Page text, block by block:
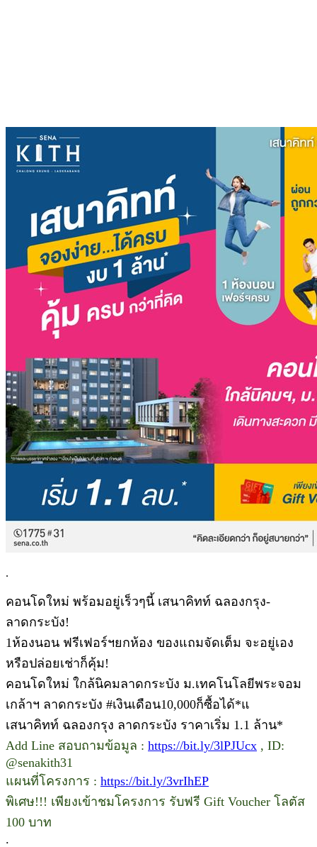
.
คอนโดใหม่ พร้อมอยู่เร็วๆนี้ เสนาคิทท์ ฉลองกรุง-
ลาดกระบัง!
1ห้องนอน ฟรีเฟอร์ฯยกห้อง ของแถมจัดเต็ม จะอยู่เอง
หรือปล่อยเช่าก็คุ้ม!
คอนโดใหม่ ใกล้นิคมลาดกระบัง ม.เทคโนโลยีพระจอม
เกล้าฯ ลาดกระบัง #เงินเดือน10,000ก็ซื้อได้*แ
เสนาคิทท์ ฉลองกรุง ลาดกระบัง ราคาเริ่ม 1.1 ล้าน*
Add Line สอบถามข้อมูล : https://bit.ly/3lPJUcx , ID:
@senakith31
แผนที่โครงการ : https://bit.ly/3vrIhEP
พิเศษ!!! เพียงเข้าชมโครงการ รับฟรี Gift Voucher โลตัส
100 บาท
.